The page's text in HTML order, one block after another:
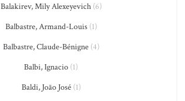
Balakirev, Mily Alexeyevich(6)
Balbastre, Armand-Louis(1)
Balbastre, Claude-Bénigne(4)
Balbi, Ignacio (1)
Baldi, João José(1)